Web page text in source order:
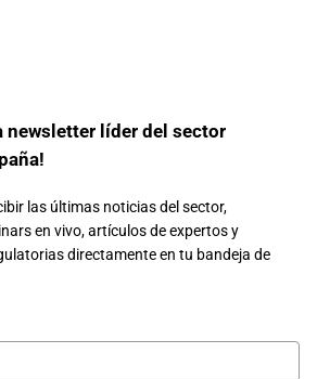
newsletter líder del sector
las últimas noticias del sector,
en vivo, artículos de expertos y
directamente en tu bandeja de